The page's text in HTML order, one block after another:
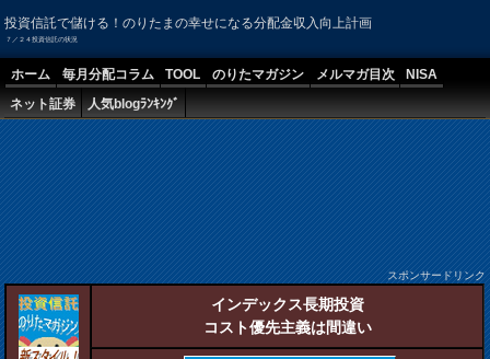
投資信託で儲ける！のりたまの幸せになる分配金収入向上計画
７／２４投資信託の状況
ホーム 毎月分配コラム TOOL のりたマガジン メルマガ目次
NISA
ネット証券
人気blogﾗﾝｷﾝｸﾞ
スポンサードリンク
インデックス長期投資
コスト優先主義は間違い